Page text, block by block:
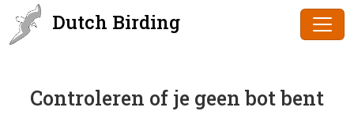
Dutch Birding
Controleren of je geen bot bent